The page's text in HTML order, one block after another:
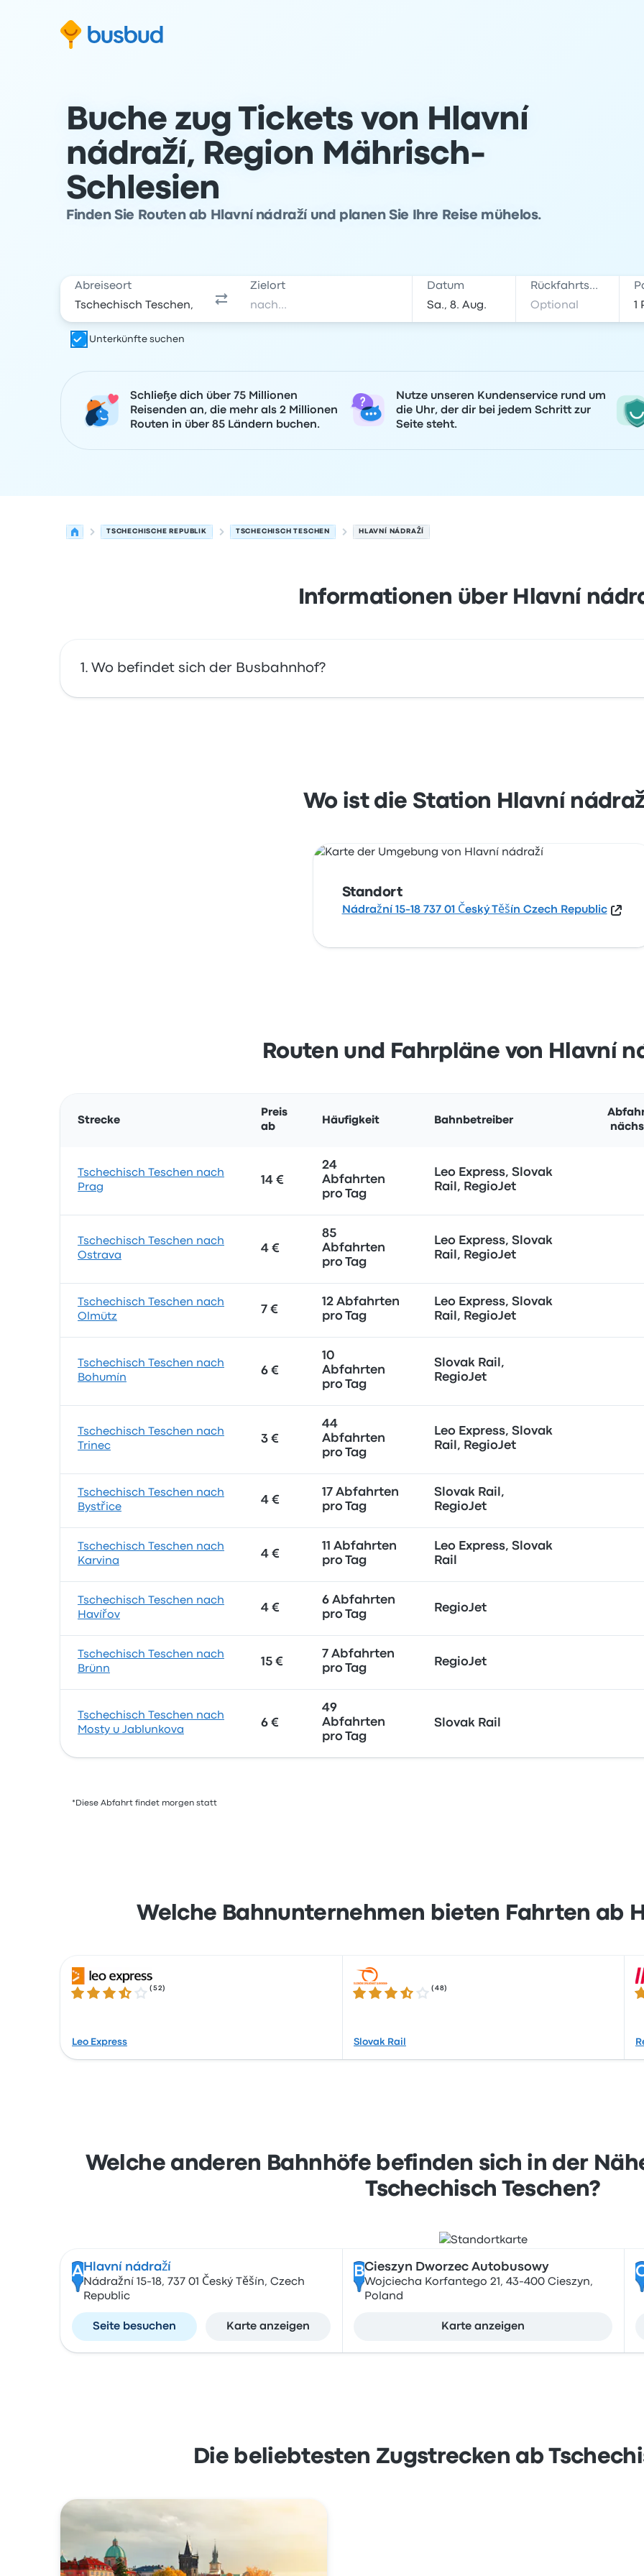
Suchformular springen
Zum Inhalt springen
Zur Fußzeile springen
Buche zug Tickets von Hlavní
nádraží, Region Mährisch-
Schlesien
Finden Sie Routen ab Hlavní nádraží und planen Sie Ihre Reise mühelos.
Abreiseort Zielort Datum Rückfahrtsdatum
Unterkünfte suchen
Schließe dich über 75 Millionen
Reisenden an, die mehr als 2 Millionen
Routen in über 85 Ländern buchen.
Nutze unseren Kundenservice rund um
die Uhr, der dir bei jedem Schritt zur
Seite steht.
TSCHECHISCHE REPUBLIK TSCHECHISCH TESCHEN HLAVNÍ NÁDRAŽÍ
Informationen über Hlavní
Wo befindet sich der Busbahnhof?
Wo ist die Station Hlavní
Standort
Nádražní 15-18 737 01 Český Těšín Czech Republic
Routen und Fahrpläne von Hlavní
Strecke
Preis
ab
Häufigkeit Bahnbetreiber
Tschechisch Teschen nach
Prag
14 €
24
Abfahrten
pro Tag
Leo Express, Slovak
Rail, RegioJet
Tschechisch Teschen nach
Ostrava
4 €
85
Abfahrten
pro Tag
Leo Express, Slovak
Rail, RegioJet
Tschechisch Teschen nach
Olmütz
7 €
12 Abfahrten
pro Tag
Leo Express, Slovak
Rail, RegioJet
Tschechisch Teschen nach
Bohumín
6 €
10
Abfahrten
pro Tag
Slovak Rail,
RegioJet
Tschechisch Teschen nach
Trinec
3 €
44
Abfahrten
pro Tag
Leo Express, Slovak
Rail, RegioJet
Tschechisch Teschen nach
Bystřice
4 €
17 Abfahrten
pro Tag
Slovak Rail,
RegioJet
Tschechisch Teschen nach
Karvina
4 €
11 Abfahrten
pro Tag
Leo Express, Slovak
Rail
Tschechisch Teschen nach
Havířov
4 €
6 Abfahrten
pro Tag
RegioJet
Tschechisch Teschen nach
Brünn
15 €
7 Abfahrten
pro Tag
RegioJet
Tschechisch Teschen nach
Mosty u Jablunkova
6 €
49
Abfahrten
pro Tag
Slovak Rail
*Diese Abfahrt findet morgen statt
Welche Bahnunternehmen bieten Fahrten ab
3.5 von 5 Sternen
( 52)
Leo Express
3.7 von 5 Sternen
( 48)
Slovak Rail
Welche anderen Bahnhöfe befinden sich in der
Tschechisch Teschen?
A Hlavní nádraží
Nádražní 15-18, 737 01 Český Těšín, Czech
Republic
Seite besuchen Karte anzeigen
BCieszyn Dworzec Autobusowy
Wojciecha Korfantego 21, 43-400 Cieszyn,
Poland
Karte anzeigen
Die beliebtesten Zugstrecken ab